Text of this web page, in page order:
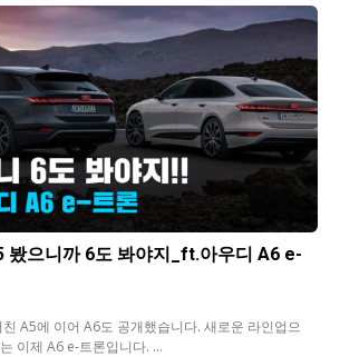
봤으니까 6도 봐야지_ft.아우디 A6 e-
A5에 이어 A6도 공개했습니다. 새로운 라인업으
이제 A6 e-트론입니다. ...